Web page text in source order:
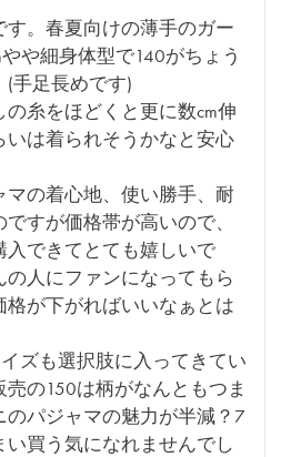
す。春夏向けの薄手のガー
や細身体型で140がちょう
(手足長めです)
糸をほどくと更に数cm伸
いは着られそうかなと安心
マの着心地、使い勝手、耐
すが価格帯が高いので、
入できてとても嬉しいで
人にファンになってもら
格が下がればいいなぁとは
ズも選択肢に入ってきてい
の150は柄がなんともつま
のパジャマの魅力が半減？7
買う気になれませんでし